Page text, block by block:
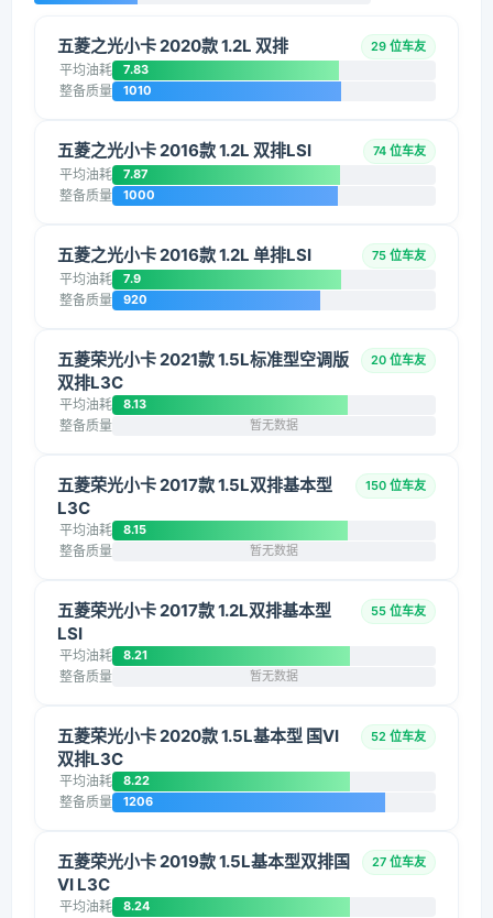
五菱之光小卡 2020款 1.2L 双排 29 位车友
平均油耗 7.83
整备质量 1010
五菱之光小卡 2016款 1.2L 双排LSI 74 位车友
平均油耗 7.87
整备质量 1000
五菱之光小卡 2016款 1.2L 单排LSI 75 位车友
平均油耗 7.9
整备质量 920
五菱荣光小卡 2021款 1.5L标准型空调版
双排L3C
20 位车友
平均油耗 8.13
整备质量 暂无数据
五菱荣光小卡 2017款 1.5L双排基本型
L3C
150 位车友
平均油耗 8.15
整备质量 暂无数据
五菱荣光小卡 2017款 1.2L双排基本型
LSI
55 位车友
平均油耗 8.21
整备质量 暂无数据
五菱荣光小卡 2020款 1.5L基本型 国VI
双排L3C
52 位车友
平均油耗 8.22
整备质量 1206
五菱荣光小卡 2019款 1.5L基本型双排国
VI L3C
27 位车友
平均油耗 8.24